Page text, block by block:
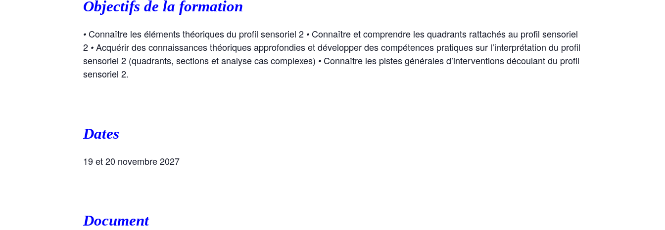
Objectifs de la formation
• Connaître les éléments théoriques du profil sensoriel 2 • Connaître et comprendre les quadrants rattachés au profil sensoriel
2 • Acquérir des connaissances théoriques approfondies et développer des compétences pratiques sur l’interprétation du profil
sensoriel 2 (quadrants, sections et analyse cas complexes) • Connaître les pistes générales d’interventions découlant du profil
sensoriel 2.
Dates
19 et 20 novembre 2027
Document